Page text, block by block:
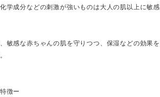
学成分などの刺激が強いものは大人の肌以上に敏感
敏感な赤ちゃんの肌を守りつつ、保湿などの効果を
徴ー